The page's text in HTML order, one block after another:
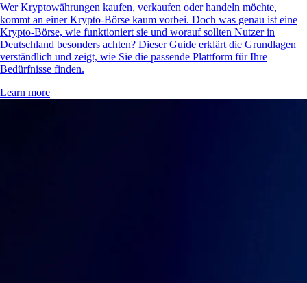
Wer Kryptowährungen kaufen, verkaufen oder handeln möchte,
kommt an einer Krypto-Börse kaum vorbei. Doch was genau ist eine
Krypto-Börse, wie funktioniert sie und worauf sollten Nutzer in
Deutschland besonders achten? Dieser Guide erklärt die Grundlagen
verständlich und zeigt, wie Sie die passende Plattform für Ihre
Bedürfnisse finden.
Learn more